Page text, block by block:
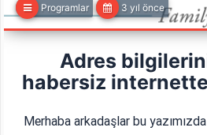
Programlar 3 yıl önce
Adres
habersiz internette
Merhaba arkadaşlar bu